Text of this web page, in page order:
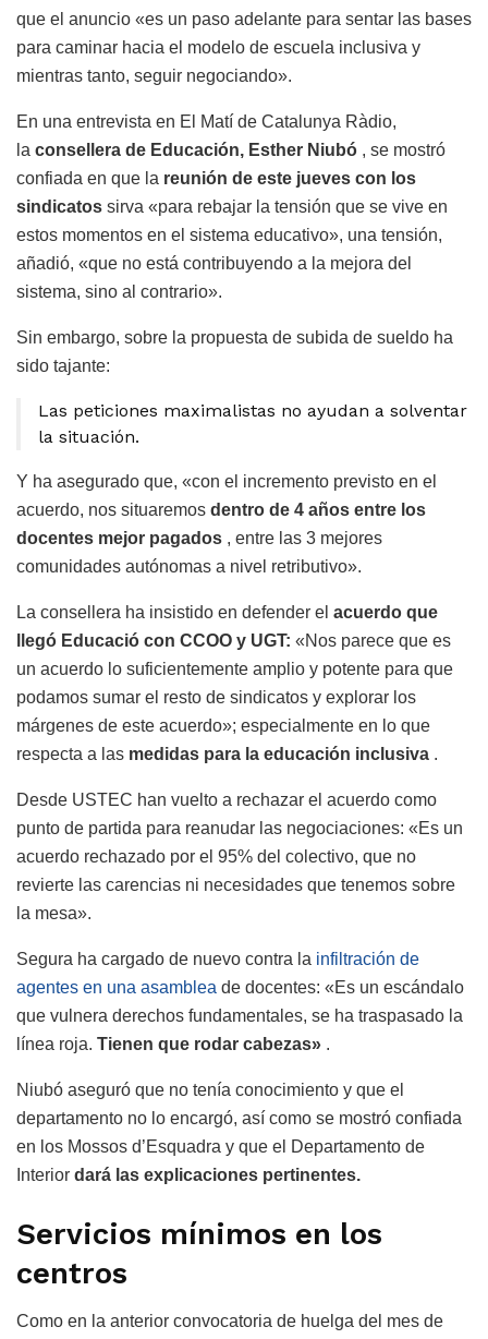
que el anuncio «es un paso adelante para sentar las bases
para caminar hacia el modelo de escuela inclusiva y
mientras tanto, seguir negociando».
En una entrevista en El Matí de Catalunya Ràdio,
la consellera de Educación, Esther Niubó , se mostró
confiada en que la reunión de este jueves con los
sindicatos sirva «para rebajar la tensión que se vive en
estos momentos en el sistema educativo», una tensión,
añadió, «que no está contribuyendo a la mejora del
sistema, sino al contrario».
Sin embargo, sobre la propuesta de subida de sueldo ha
sido tajante:
Las peticiones maximalistas no ayudan a solventar
la situación.
Y ha asegurado que, «con el incremento previsto en el
acuerdo, nos situaremos dentro de 4 años entre los
docentes mejor pagados , entre las 3 mejores
comunidades autónomas a nivel retributivo».
La consellera ha insistido en defender el acuerdo que
llegó Educació con CCOO y UGT: «Nos parece que es
un acuerdo lo suficientemente amplio y potente para que
podamos sumar el resto de sindicatos y explorar los
márgenes de este acuerdo»; especialmente en lo que
respecta a las medidas para la educación inclusiva .
Desde USTEC han vuelto a rechazar el acuerdo como
punto de partida para reanudar las negociaciones: «Es un
acuerdo rechazado por el 95% del colectivo, que no
revierte las carencias ni necesidades que tenemos sobre
la mesa».
Segura ha cargado de nuevo contra la infiltración de
agentes en una asamblea de docentes: «Es un escándalo
que vulnera derechos fundamentales, se ha traspasado la
línea roja. Tienen que rodar cabezas» .
Niubó aseguró que no tenía conocimiento y que el
departamento no lo encargó, así como se mostró confiada
en los Mossos d’Esquadra y que el Departamento de
Interior dará las explicaciones pertinentes.
Servicios mínimos en los
centros
Como en la anterior convocatoria de huelga del mes de